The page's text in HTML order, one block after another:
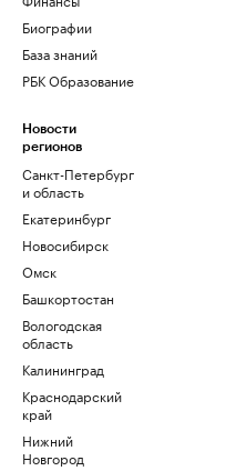
Биографии
База знаний
РБК Образование
Новости
регионов
Санкт-Петербург
и область
Екатеринбург
Новосибирск
Омск
Башкортостан
Вологодская
область
Калининград
Краснодарский
край
Нижний
Новгород